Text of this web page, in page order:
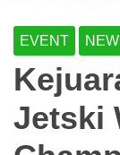
EVENT
Jetski